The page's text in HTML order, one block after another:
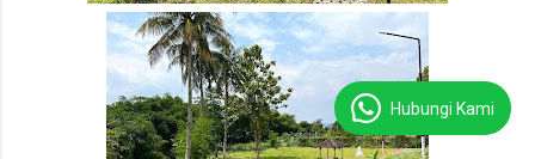
Hubungi Kami